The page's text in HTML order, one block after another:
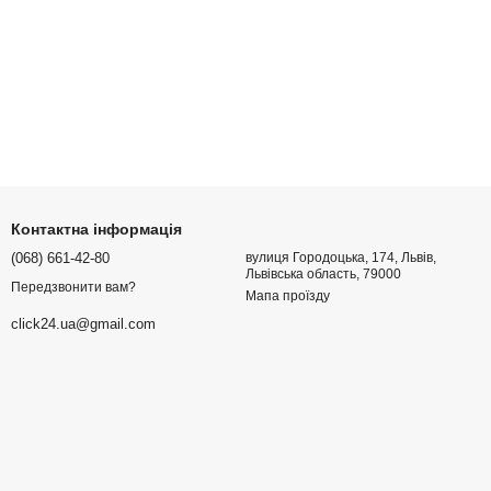
Контактна інформація
(068) 661-42-80
Передзвонити вам?
click24.ua@gmail.com
вулиця Городоцька, 174, Львів,
Львівська область, 79000
Мапа проїзду